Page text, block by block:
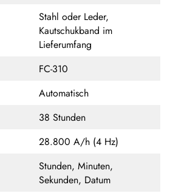
Stahl oder Leder,
Kautschukband im
Lieferumfang
FC-310
Automatisch
38 Stunden
28.800 A/h (4 Hz)
Stunden, Minuten,
Sekunden, Datum